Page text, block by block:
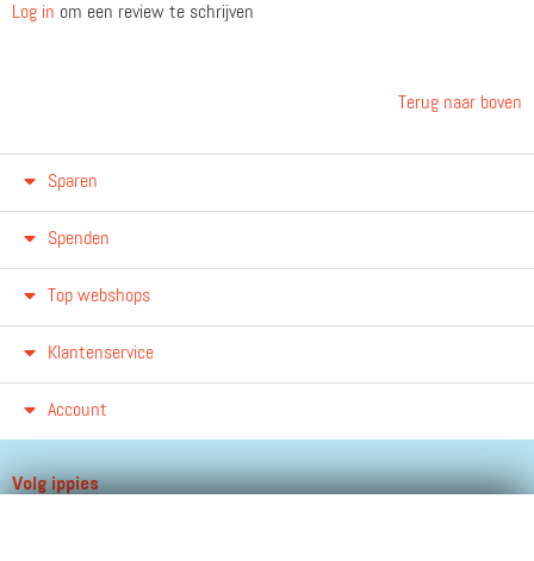
Log in om een review te schrijven
Terug naar boven
Sparen
Spenden
Top webshops
Klantenservice
Account
Volg ippies